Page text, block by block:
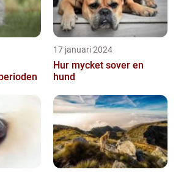
17 januari 2024
Hur mycket sover en
hund